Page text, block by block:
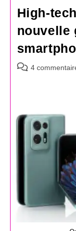
High-
nouvelle
Commentaires
4